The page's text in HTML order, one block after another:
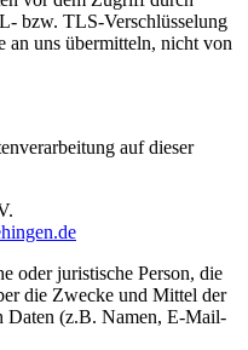
bzw. TLS-Verschlüsselung
an uns übermitteln, nicht von
auf dieser
oder juristische Person, die
die Zwecke und Mittel der
Daten (z.B. Namen, E-Mail-